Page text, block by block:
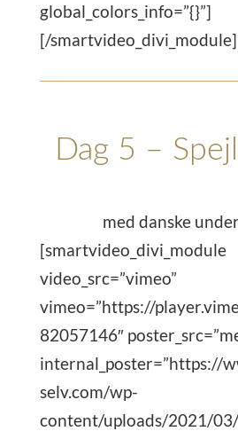
global_colors_info=”{}”]
[/smartvideo_divi_module]
Dag 5 –
med danske
[smartvideo_divi_module
video_src=”vimeo”
vimeo=”https://
82057146″
internal_poster=”https://
selv.com/wp-
content/uploads/2021/